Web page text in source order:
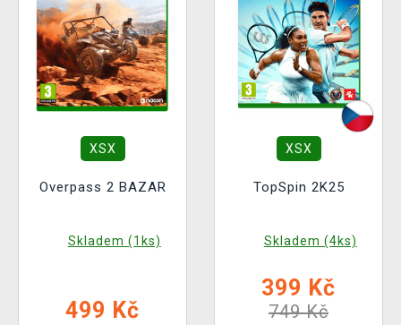
XSX
Overpass 2 BAZAR
Skladem (1ks)
499 Kč
XSX
TopSpin 2K25
Skladem (4ks)
399 Kč
749 Kč